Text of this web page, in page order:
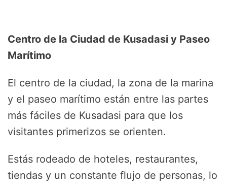
Centro de la Ciudad de Kusadasi y Paseo
Marítimo
El centro de la ciudad, la zona de la marina
y el paseo marítimo están entre las partes
más fáciles de Kusadasi para que los
visitantes primerizos se orienten.
Estás rodeado de hoteles, restaurantes,
tiendas y un constante flujo de personas, lo